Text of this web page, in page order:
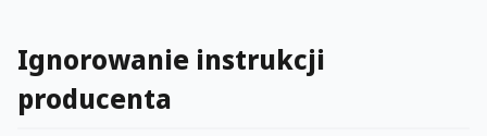
Ignorowanie instrukcji
producenta